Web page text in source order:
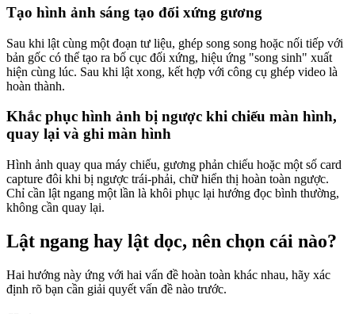
Tạo hình ảnh sáng tạo đối xứng gương
Sau khi lật cùng một đoạn tư liệu, ghép song song hoặc nối tiếp với
bản gốc có thể tạo ra bố cục đối xứng, hiệu ứng "song sinh" xuất
hiện cùng lúc. Sau khi lật xong, kết hợp với công cụ ghép video là
hoàn thành.
Khắc phục hình ảnh bị ngược khi chiếu màn hình,
quay lại và ghi màn hình
Hình ảnh quay qua máy chiếu, gương phản chiếu hoặc một số card
capture đôi khi bị ngược trái-phải, chữ hiển thị hoàn toàn ngược.
Chỉ cần lật ngang một lần là khôi phục lại hướng đọc bình thường,
không cần quay lại.
Lật ngang hay lật dọc, nên chọn cái nào?
Hai hướng này ứng với hai vấn đề hoàn toàn khác nhau, hãy xác
định rõ bạn cần giải quyết vấn đề nào trước.